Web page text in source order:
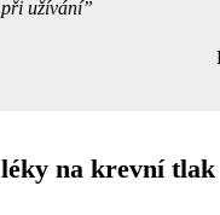
užívání
na krevní tlak